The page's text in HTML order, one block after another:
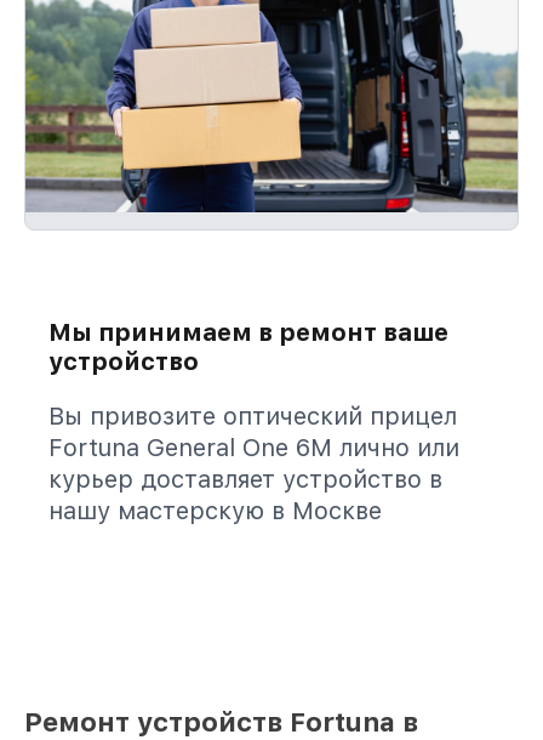
Мы принимаем в ремонт ваше
устройство
Вы привозите оптический прицел
Fortuna General One 6M лично или
курьер доставляет устройство в
нашу мастерскую в Москве
Ремонт устройств Fortuna в